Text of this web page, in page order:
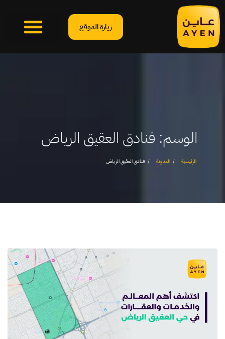
زيارة الموقع
الوسم: فنادق العقيق الرياض
الرئيسية المدونة فنادق العقيق الرياض